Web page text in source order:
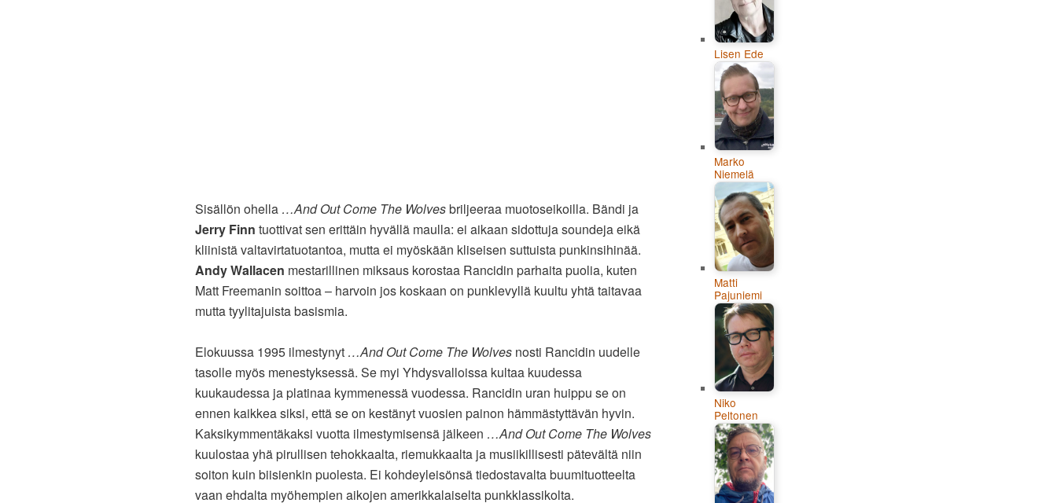
Sisällön ohella …And Out Come The Wolvesbriljeeraa muotoseikoilla. Bändi ja
Jerry Finn tuottivat sen erittäin hyvällä maulla: ei aikaan sidottuja soundeja eikä
kliinistä valtavirtatuotantoa, mutta ei myöskään kliseisen suttuista punkinsihinää.
Andy Wallacen mestarillinen miksaus korostaa Rancidin parhaita puolia, kuten
Matt Freemanin soittoa – harvoin jos koskaan on punklevyllä kuultu yhtä taitavaa
mutta tyylitajuista basismia.
Elokuussa 1995 ilmestynyt …And Out Come The Wolves nosti Rancidin uudelle
tasolle myös menestyksessä. Se myi Yhdysvalloissa kultaa kuudessa
kuukaudessa ja platinaa kymmenessä vuodessa. Rancidin uran huippu se on
ennen kaikkea siksi, että se on kestänyt vuosien painon hämmästyttävän hyvin.
Kaksikymmentäkaksi vuotta ilmestymisensä jälkeen …And Out Come The Wolves
kuulostaa yhä pirullisen tehokkaalta, riemukkaalta ja musiikillisesti pätevältä niin
soiton kuin biisienkin puolesta. Ei kohdeyleisönsä tiedostavalta buumituotteelta
vaan ehdalta myöhempien aikojen amerikkalaiselta punkklassikolta.
Lisen Ede
Marko
Niemelä
Matti
Pajuniemi
Niko
Peltonen